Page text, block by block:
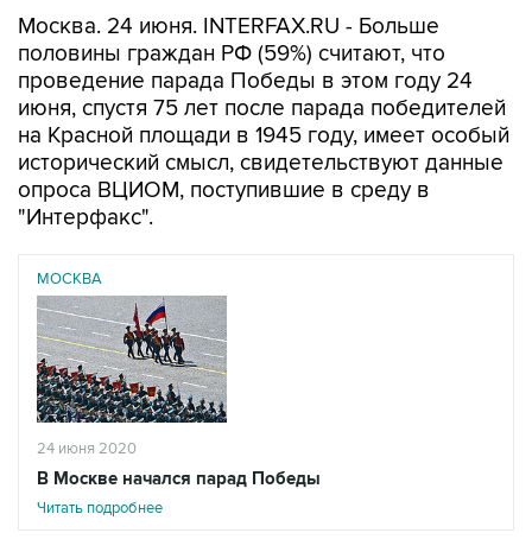
Москва. 24 июня. INTERFAX.RU - Больше
половины граждан РФ (59%) считают, что
проведение парада Победы в этом году 24
июня, спустя 75 лет после парада победителей
на Красной площади в 1945 году, имеет особый
исторический смысл, свидетельствуют данные
опроса ВЦИОМ, поступившие в среду в
"Интерфакс".
МОСКВА
24 июня 2020
В Москве начался парад Победы
Читать подробнее